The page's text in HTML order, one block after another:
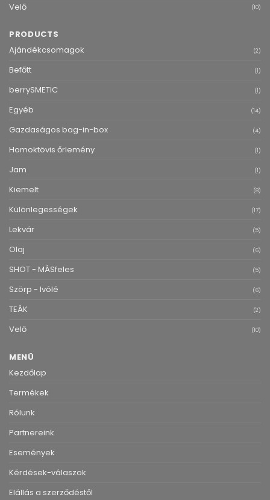
Velő (10)
PRODUCTS
Ajándékcsomagok
(2)
Befőtt (1)
berrySMETIC (1)
Egyéb (14)
Gazdaságos bag-in-box (4)
Homoktövis őrlemény (1)
Jam (1)
Kiemelt (8)
Különlegességek (17)
Lekvár (5)
Olaj (6)
SHOT - MÁSfeles (5)
Szörp - Ivólé (6)
TEÁK (2)
Velő (10)
MENÜ
Kezdőlap
Termékek
Rólunk
Partnereink
Események
Kérdések-válaszok
Elállás a szerződéstől